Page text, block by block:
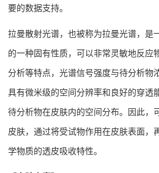
要的数据支持。
拉曼散射光谱，也被称为拉曼光谱，是
的一种固有性质，可以非常灵敏地反应
分析等特点，光谱信号强度与待分析物
具有微米级的空间分辨率和良好的穿透
待分析物在皮肤内的空间分布。因此，
皮肤，通过将受试物作用在皮肤表面，
学物质的透皮吸收特性。